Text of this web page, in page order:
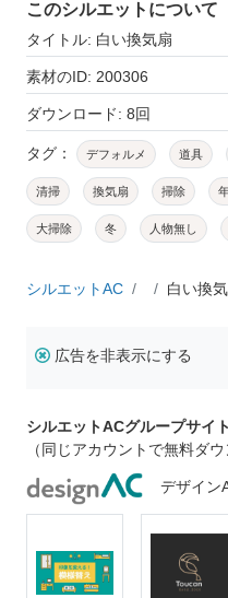
このシルエットについて
タイトル: 白い換気扇
素材のID: 200306
ダウンロード: 8回
タグ： デフォルメ 道具
清掃 換気扇 掃除
大掃除 冬 人物無し
シルエットAC 白い換
広告を非表示にする
シルエットACグループサイ
（同じアカウントで無料ダ
デザイン